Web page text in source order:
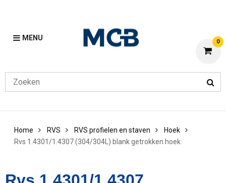
MENU 0
Home RVS RVS profielen en staven
Hoek
Rvs 1.4301/1.4307 (304/304L) blank getrokken hoek